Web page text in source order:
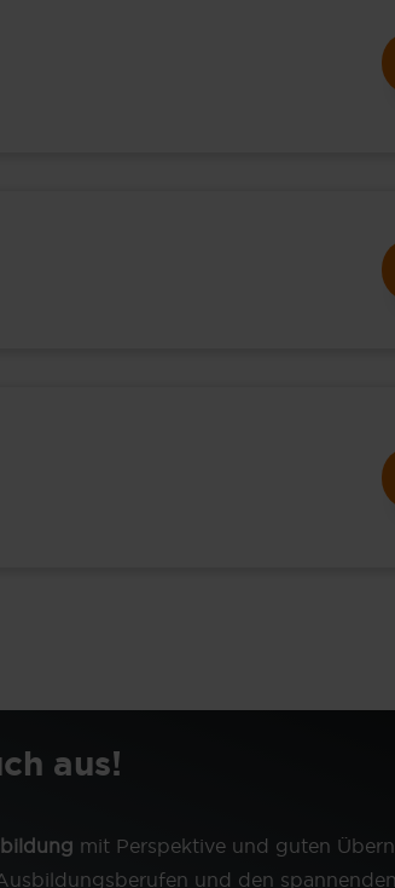
aus!
mit Perspektive und guten
und den